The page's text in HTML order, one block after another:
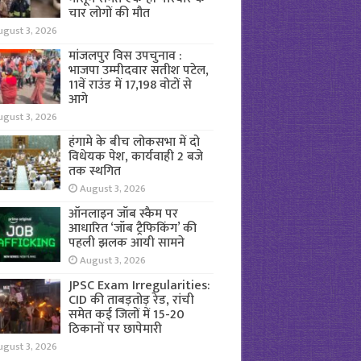
चार लोगों की मौत
3, 2026
मांजलपुर विस उपचुनाव :
भाजपा उम्मीदवार सतीश पटेल,
11वें राउंड में 17,198 वोटों से
आगे
3, 2026
हंगामे के बीच लोकसभा में दो
विधेयक पेश, कार्यवाही 2 बजे
तक स्थगित
August 3, 2026
ऑनलाइन जॉब स्कैम पर
आधारित ‘जॉब ट्रैफिकिंग’ की
पहली झलक आयी सामने
August 3, 2026
JPSC Exam Irregularities:
CID की ताबड़तोड़ रेड, रांची
समेत कई जिलों में 15-20
ठिकानों पर छापेमारी
3, 2026